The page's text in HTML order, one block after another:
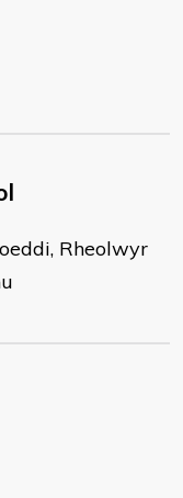
Rheolwyr